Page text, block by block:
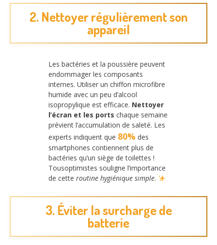
2. Nettoyer régulièrement son
appareil
Les bactéries et la poussière peuvent
endommager les composants
internes. Utiliser un chiffon microfibre
humide avec un peu d’alcool
isopropylique est efficace. Nettoyer
l’écran et les ports chaque semaine
prévient l’accumulation de saleté. Les
experts indiquent que 80% des
smartphones contiennent plus de
bactéries qu’un siège de toilettes !
Tousoptimistes souligne l’importance
de cette routine hygiénique simple.
3. Éviter la surcharge de
batterie